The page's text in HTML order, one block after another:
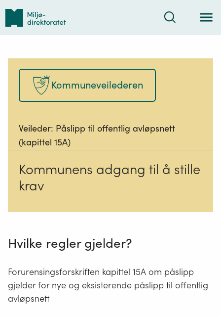
Tilbake
forsiden
Søk
Kommuneveilederen
Veileder: Påslipp til offentlig avløpsnett
(kapittel 15A)
Kommunens adgang til å stille
krav
Hvilke regler gjelder?
Forurensingsforskriften kapittel 15A om påslipp
gjelder for nye og eksisterende påslipp til offentlig
avløpsnett